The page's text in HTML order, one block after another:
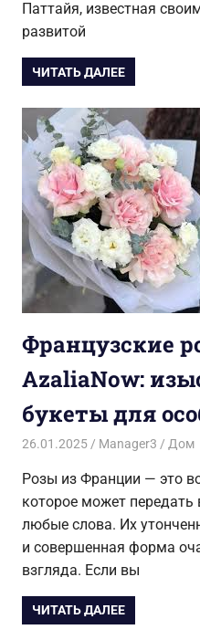
Паттайя, известная
развитой
ЧИТАТЬ ДАЛЕЕ
Французские
AzaliaNow:
букеты для
26.01.2025 Manager3 Дом
Розы из Франции — это
которое может
любые слова. Их
и совершенная форма
взгляда. Если вы
ЧИТАТЬ ДАЛЕЕ